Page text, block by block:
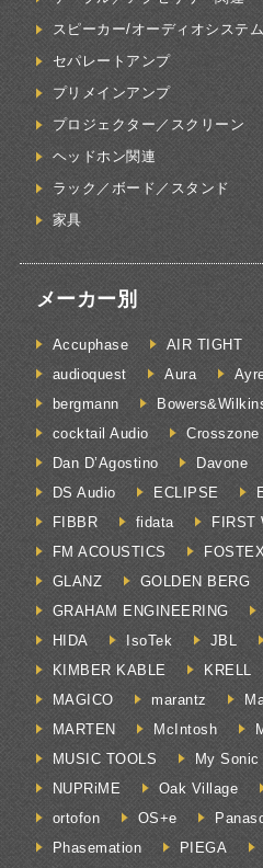
スピーカー/オーディオシステム
セパレートアンプ
プリメインアンプ
プロジェクター／スクリーン
ヘッドホン関連
ラック／ボード／スタンド
家具
メーカー別
Accuphase AIR TIGHT
audioquest
Aura
bergmann
cocktail Audio
Crosszone
Dan D’Agostino
Davone
DS Audio
ECLIPSE
FIBBR
fidata
FIRST
FM ACOUSTICS
GLANZ
GOLDEN BERG
GRAHAM ENGINEERING
HIDA
IsoTek JBL
KIMBER KABLE
KRELL
MAGICO
marantz
MARTEN
McIntosh
MUSIC TOOLS
My Sonic
NUPRiME
Oak Village
ortofon
OS+e
Phasemation
PIEGA